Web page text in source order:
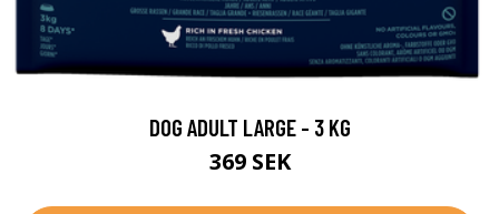
DOG ADULT LARGE - 3 KG
369 SEK